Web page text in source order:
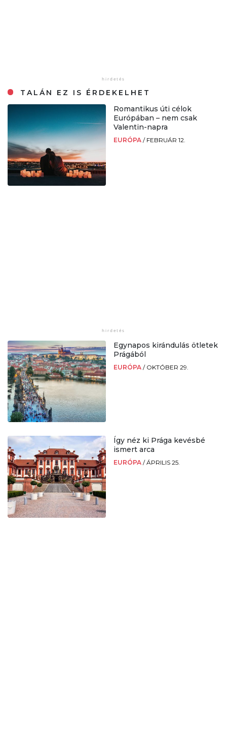
TALÁN EZ IS ÉRDEKELHET
Romantikus úti célok
Európában – nem csak
Valentin-napra
EURÓPA / FEBRUÁR 12.
Egynapos kirándulás ötletek
Prágából
EURÓPA / OKTÓBER 29.
Így néz ki Prága kevésbé
ismert arca
EURÓPA /ÁPRILIS 25.